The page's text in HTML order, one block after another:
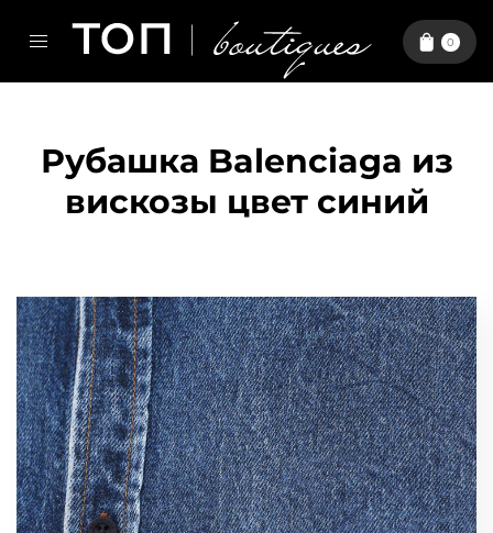
0
Рубашка Balenciaga из
вискозы цвет синий